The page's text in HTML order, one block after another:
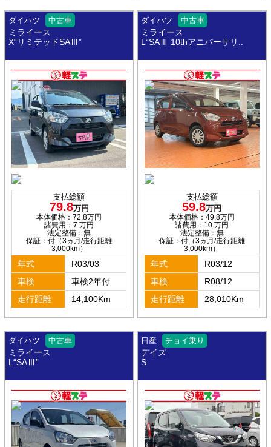
ダイハツ 中古車
ミライース
X“リミテッドSAⅢ”
支払総額
79.8万円
本体価格：72.8万円
諸費用：7 万円
法定整備：無
保証：付（3ヵ月/走行距離
3,000km）
年式
R03/03
車検
車検2年付
走行距離
14,100Km
ダイハツ 中古車
ミライース
L“SAⅢ 10thアニバーサリ..
支払総額
59.8万円
本体価格：49.8万円
諸費用：10 万円
法定整備：無
保証：付（3ヵ月/走行距離
3,000km）
年式
R03/12
車検
R08/12
走行距離
28,010Km
ダイハツ 中古車
ミライース
L“SAⅢ”
日産 チョイ乗り
デイズ
S